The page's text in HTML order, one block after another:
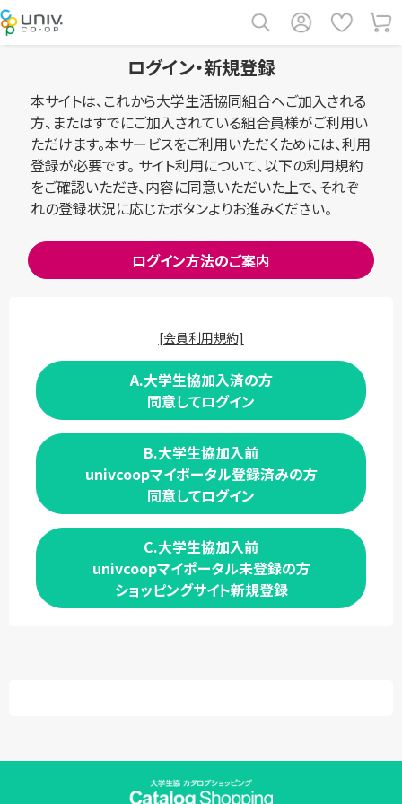
ログイン・新規登録
本サイトは、これから大学生活協同組合へご加入される
方、またはすでにご加入されている組合員様がご利用い
ただけます。本サービスをご利用いただくためには、利用
登録が必要です。 サイト利用について、以下の利用規約
をご確認いただき、内容に同意いただいた上で、それぞ
れの登録状況に応じたボタンよりお進みください。
ログイン方法のご案内
[会員利用規約]
A.大学生協加入済の方
同意してログイン
B.大学生協加入前
univcoopマイポータル登録済みの方
同意してログイン
C.大学生協加入前
univcoopマイポータル未登録の方
ショッピングサイト新規登録